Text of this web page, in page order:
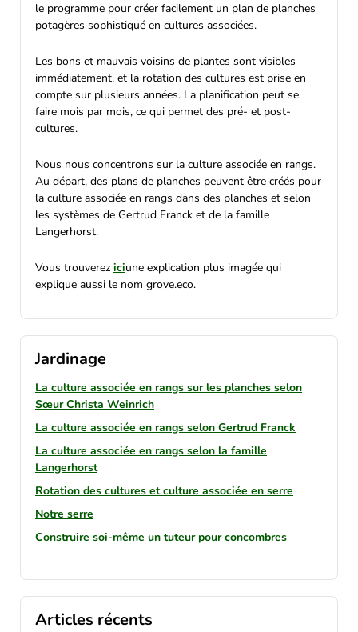
le programme pour créer facilement un plan de planches
potagères sophistiqué en cultures associées.
Les bons et mauvais voisins de plantes sont visibles
immédiatement, et la rotation des cultures est prise en
compte sur plusieurs années. La planification peut se
faire mois par mois, ce qui permet des pré- et post-
cultures.
Nous nous concentrons sur la culture associée en rangs.
Au départ, des plans de planches peuvent être créés pour
la culture associée en rangs dans des planches et selon
les systèmes de Gertrud Franck et de la famille
Langerhorst.
Vous trouverez iciune explication plus imagée qui
explique aussi le nom grove.eco.
Jardinage
La culture associée en rangs sur les planches selon
Sœur Christa Weinrich
La culture associée en rangs selon Gertrud Franck
La culture associée en rangs selon la famille
Langerhorst
Rotation des cultures et culture associée en serre
Notre serre
Construire soi-même un tuteur pour concombres
Articles récents